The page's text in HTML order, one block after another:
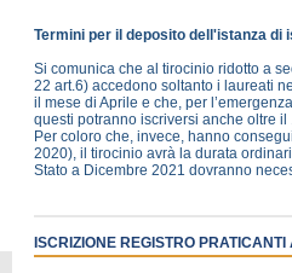
Termini per il deposito dell'istanza
Si comunica che al tirocinio ridotto a
22 art.6) accedono soltanto i laureati
il mese di Aprile e che, per
questi potranno iscriversi anche oltre
Per coloro che, invece, hanno
2020), il tirocinio avrà la durata
Stato a Dicembre 2021 dovranno
ISCRIZIONE REGISTRO PRATICANTI